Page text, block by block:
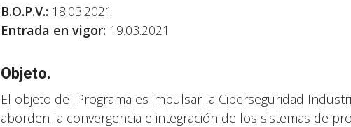
B.O.P.V.: 18.03.2021
Entrada en vigor: 19.03.2021
Objeto.
El objeto del Programa es impulsar la Ciberseguridad
aborden la convergencia e integración de los sistemas de